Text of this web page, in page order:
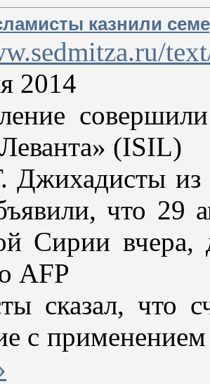
казнили
2014
(ISIL)
из
что 29
Сирии
AFP
сказал, что
с